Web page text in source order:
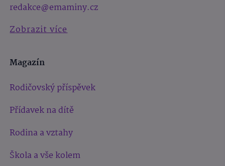
redakce@emaminy.cz
Zobrazit více
Magazín
Rodičovský příspěvek
Přídavek na dítě
Rodina a vztahy
Škola a vše kolem